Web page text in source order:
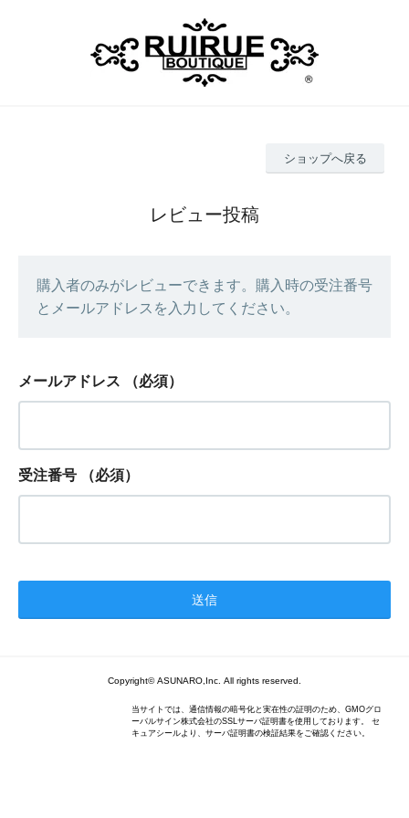
ショップへ戻る
レビュー投稿
購入者のみがレビューできます。購入時の受注番号
とメールアドレスを入力してください。
メールアドレス （必須）
受注番号 （必須）
Copyright© ASUNARO,Inc. All rights reserved.
当サイトでは、通信情報の暗号化と実在性の証明のため、GMOグロ
ーバルサイン株式会社のSSLサーバ証明書を使用しております。 セ
キュアシールより、サーバ証明書の検証結果をご確認ください。